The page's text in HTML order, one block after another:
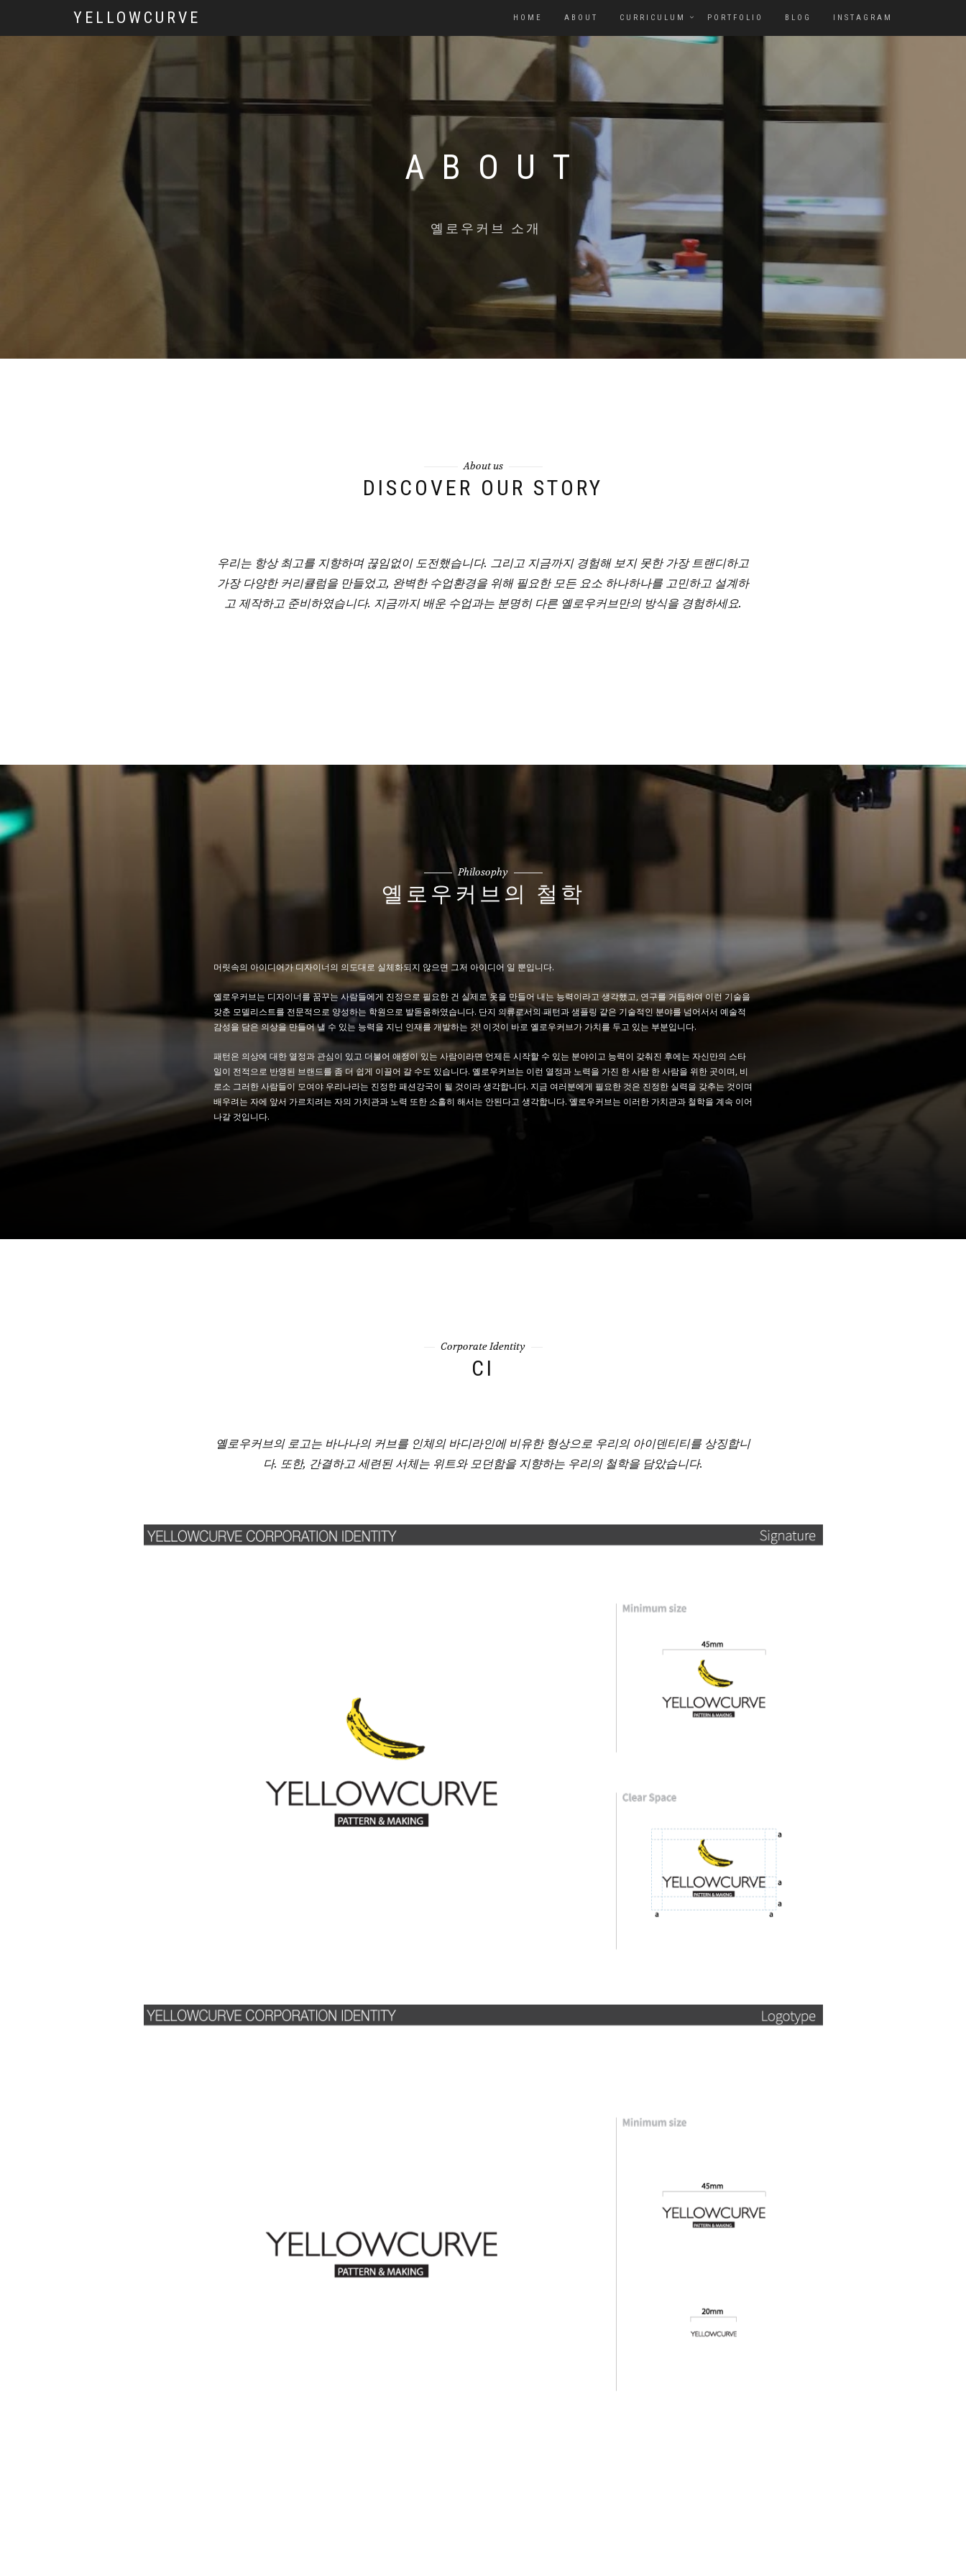
YELLOWCURVE HOME ABOUT CURRICULUM PORTFOLIO BLOG INSTAGRAM
ABOUT
옐로우커브 소개
About us
DISCOVER OUR STORY
우리는 항상 최고를 지향하며 끊임없이 도전했습니다. 그리고 지금까지 경험해 보지 못한 가장 트랜디하고
가장 다양한 커리큘럼을 만들었고, 완벽한 수업환경을 위해 필요한 모든 요소 하나하나를 고민하고 설계하
고 제작하고 준비하였습니다. 지금까지 배운 수업과는 분명히 다른 옐로우커브만의 방식을 경험하세요.
Philosophy
옐로우커브의 철학
머릿속의 아이디어가 디자이너의 의도대로 실체화되지 않으면 그저 아이디어 일 뿐입니다.
옐로우커브는 디자이너를 꿈꾸는 사람들에게 진정으로 필요한 건 실제로 옷을 만들어 내는 능력이라고 생각했고, 연구를 거듭하여 이런 기술을
갖춘 모델리스트를 전문적으로 양성하는 학원으로 발돋움하였습니다. 단지 의류로서의 패턴과 샘플링 같은 기술적인 분야를 넘어서서 예술적
감성을 담은 의상을 만들어 낼 수 있는 능력을 지닌 인재를 개발하는 것! 이것이 바로 옐로우커브가 가치를 두고 있는 부분입니다.
패턴은 의상에 대한 열정과 관심이 있고 더불어 애정이 있는 사람이라면 언제든 시작할 수 있는 분야이고 능력이 갖춰진 후에는 자신만의 스타
일이 전적으로 반영된 브랜드를 좀 더 쉽게 이끌어 갈 수도 있습니다. 옐로우커브는 이런 열정과 노력을 가진 한 사람 한 사람을 위한 곳이며, 비
로소 그러한 사람들이 모여야 우리나라는 진정한 패션강국이 될 것이라 생각합니다. 지금 여러분에게 필요한 것은 진정한 실력을 갖추는 것이며
배우려는 자에 앞서 가르치려는 자의 가치관과 노력 또한 소홀히 해서는 안된다고 생각합니다. 옐로우커브는 이러한 가치관과 철학을 계속 이어
나갈 것입니다.
Corporate Identity
CI
옐로우커브의 로고는 바나나의 커브를 인체의 바디라인에 비유한 형상으로 우리의 아이덴티티를 상징합니
다. 또한, 간결하고 세련된 서체는 위트와 모던함을 지향하는 우리의 철학을 담았습니다.